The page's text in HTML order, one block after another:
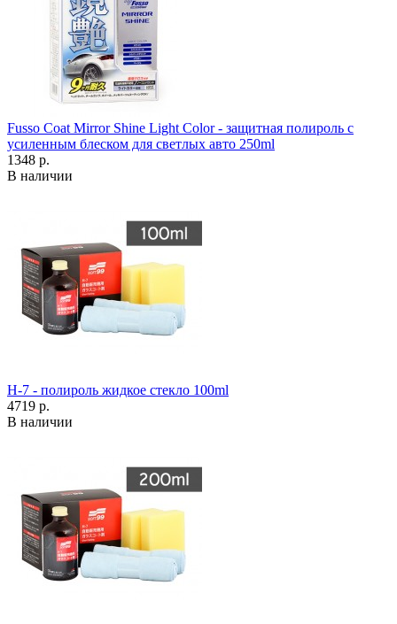
Fusso Coat Mirror Shine Light Color - защитная полироль с
усиленным блеском для светлых авто 250ml
1348 р.
В наличии
H-7 - полироль жидкое стекло 100ml
4719 р.
В наличии